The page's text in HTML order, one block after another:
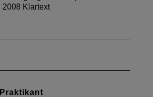
2008 Klartext